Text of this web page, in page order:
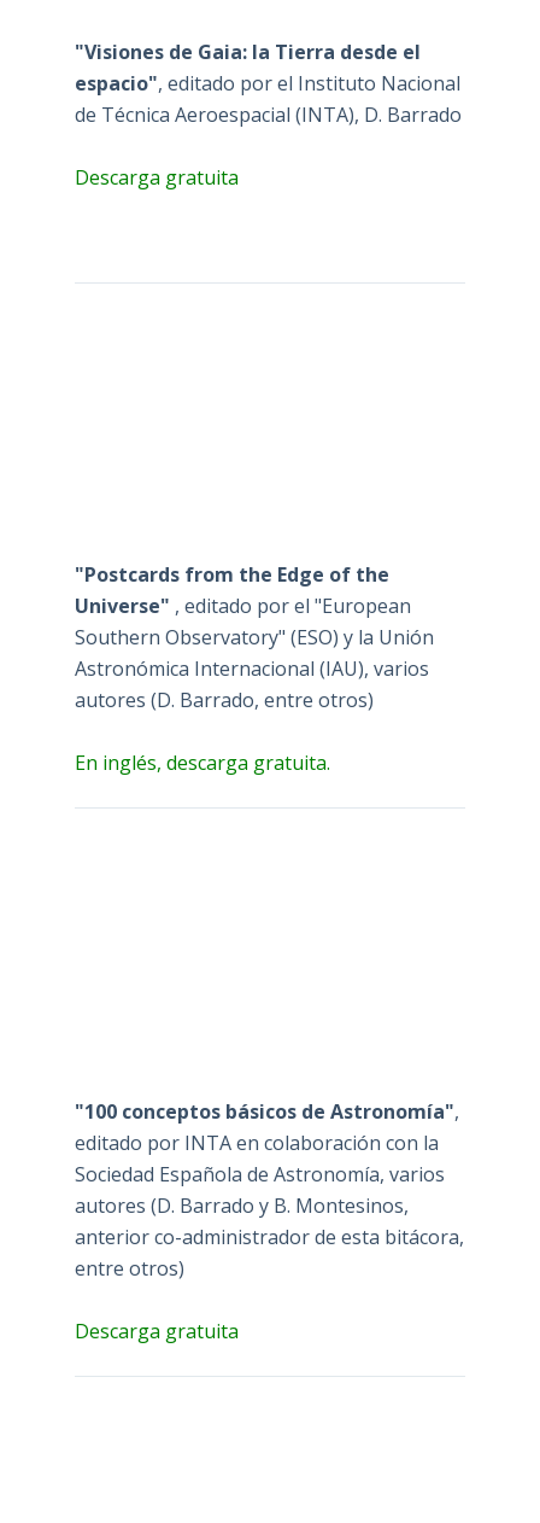
"Visiones de Gaia: la Tierra desde el
espacio", editado por el Instituto Nacional
de Técnica Aeroespacial (INTA), D. Barrado
Descarga gratuita
"Postcards from the Edge of the
Universe" , editado por el "European
Southern Observatory" (ESO) y la Unión
Astronómica Internacional (IAU), varios
autores (D. Barrado, entre otros)
En inglés, descarga gratuita.
"100 conceptos básicos de Astronomía",
editado por INTA en colaboración con la
Sociedad Española de Astronomía, varios
autores (D. Barrado y B. Montesinos,
anterior co-administrador de esta bitácora,
entre otros)
Descarga gratuita